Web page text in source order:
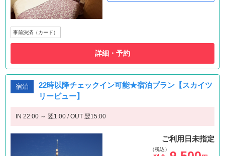
事前決済（カード）
詳細・予約
宿泊
22時以降チェックイン可能★宿泊プラン【スカイツ
リービュー】
IN 22:00 ～ 翌1:00 / OUT 翌15:00
ご利用日未指定
（税込）